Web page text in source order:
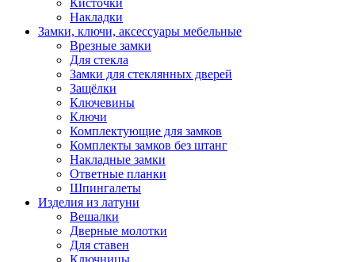
Кисточки
Накладки
Замки, ключи, аксессуары мебельные
Врезные замки
Для стекла
Замки для стеклянных дверей
Защёлки
Ключевины
Ключи
Комплектующие для замков
Комплекты замков без штанг
Накладные замки
Ответные планки
Шпингалеты
Изделия из латуни
Вешалки
Дверные молотки
Для ставен